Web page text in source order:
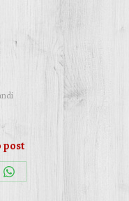
post
Condividi